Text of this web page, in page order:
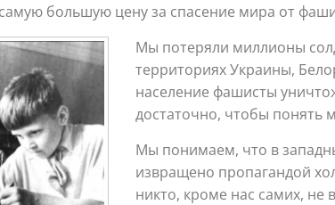
большую цену за спасение мира от
Мы потеряли миллионы
территориях Украины,
население фашисты
достаточно, чтобы понять
Мы понимаем, что в
извращено пропагандой
никто, кроме нас самих, не